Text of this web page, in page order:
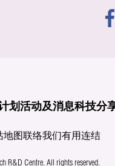
划活动及消息科技分
地图联络我们有用连结
R&D Centre. All rights reserved.